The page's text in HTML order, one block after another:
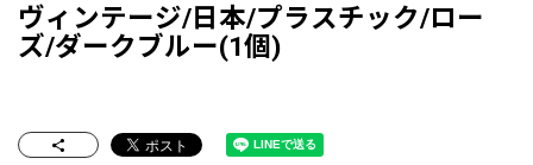
ヴィンテージ/日本/プラスチック/ロー
ズ/ダークブルー(1個)